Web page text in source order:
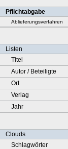
Pflichtabgabe
Ablieferungsverfahren
Listen
Titel
Autor / Beteiligte
Ort
Verlag
Jahr
Clouds
Schlagwörter